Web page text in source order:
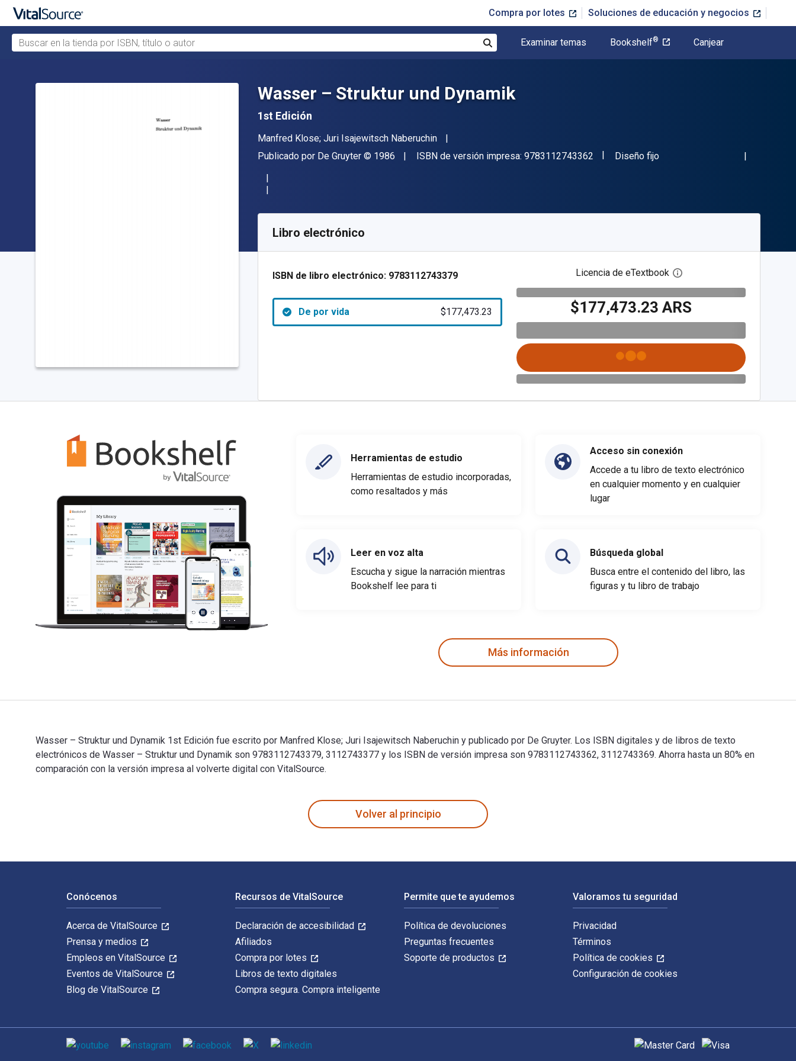
Compra por lotes Soluciones de educación y negocios
Buscar en la tienda por ISBN, título o autor
Examinar temas Bookshelf® Canjear
Wasser – Struktur und Dynamik
1st Edición
Autor(es)
Manfred Klose; Juri Isajewitsch Naberuchin
Editor
Publicado por De Gruyter Copyright
© 1986 ISBN de versión impresa: 9783112743362 "ISBN-13 9783112743362"
Formato
Diseño fijo
SKU:
Libro electrónico
ISBN de libro electrónico: 9783112743379
De por vida $177,473.23
Licencia de eTextbook Abre el cuadro de diálogo
$177,473.23 ARS
Herramientas de estudio
Herramientas de estudio incorporadas,
como resaltados y más
Leer en voz alta
Escucha y sigue la narración mientras
Bookshelf lee para ti
Acceso sin conexión
Accede a tu libro de texto electrónico
en cualquier momento y en cualquier
lugar
Búsqueda global
Busca entre el contenido del libro, las
figuras y tu libro de trabajo
Más información
Wasser – Struktur und Dynamik 1st Edición fue escrito por Manfred Klose; Juri Isajewitsch Naberuchin y publicado por De Gruyter. Los ISBN digitales y de libros de texto
electrónicos de Wasser – Struktur und Dynamik son 9783112743379, 3112743377 y los ISBN de versión impresa son 9783112743362, 3112743369. Ahorra hasta un 80% en
comparación con la versión impresa al volverte digital con VitalSource.
Volver al principio
Conócenos
Acerca de VitalSource
Prensa y medios
Empleos en VitalSource
Eventos de VitalSource
Blog de VitalSource
Recursos de VitalSource
Declaración de accesibilidad
Afiliados
Compra por lotes
Libros de texto digitales
Compra segura. Compra inteligente
Permite que te ayudemos
Política de devoluciones
Preguntas frecuentes
Soporte de productos
Valoramos tu seguridad
Privacidad
Términos
Política de cookies
Configuración de cookies
Medios de comunicación social Métodos de pago admitidos